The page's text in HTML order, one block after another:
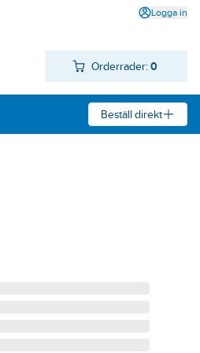
Logga in
Orderrader: 0
Beställ direkt